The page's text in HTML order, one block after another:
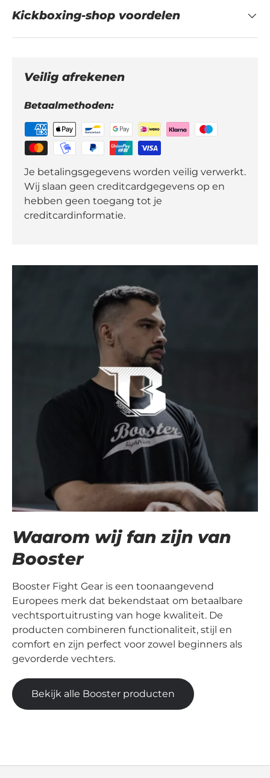
Kickboxing-shop voordelen
Veilig afrekenen
Betaalmethoden:
Je betalingsgegevens worden veilig verwerkt.
Wij slaan geen creditcardgegevens op en
hebben geen toegang tot je
creditcardinformatie.
Waarom wij fan zijn van
Booster
Booster Fight Gear is een toonaangevend
Europees merk dat bekendstaat om betaalbare
vechtsportuitrusting van hoge kwaliteit. De
producten combineren functionaliteit, stijl en
comfort en zijn perfect voor zowel beginners als
gevorderde vechters.
Bekijk alle Booster producten